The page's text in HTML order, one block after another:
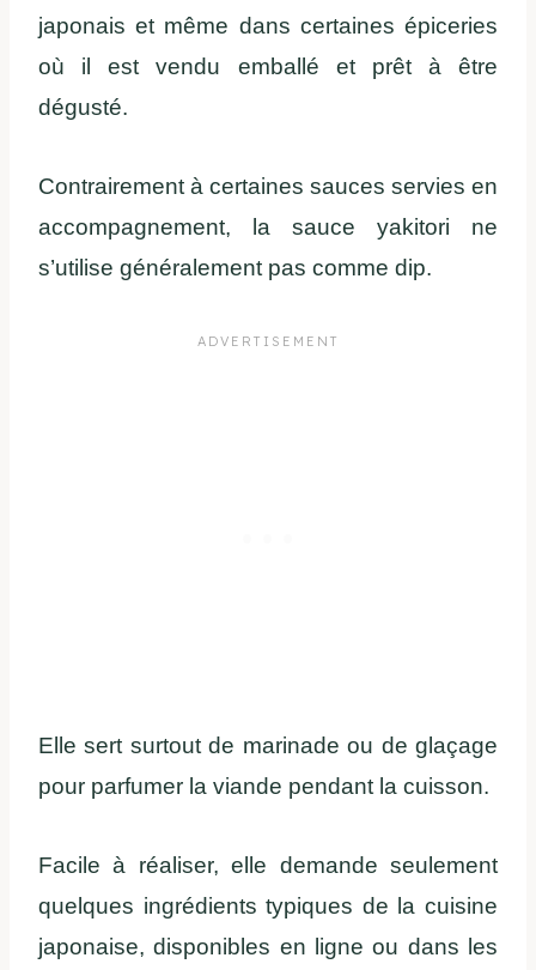
japonais et même dans certaines épiceries
où il est vendu emballé et prêt à être
dégusté.
Contrairement à certaines sauces servies en
accompagnement, la sauce yakitori ne
s’utilise généralement pas comme dip.
Elle sert surtout de marinade ou de glaçage
pour parfumer la viande pendant la cuisson.
Facile à réaliser, elle demande seulement
quelques ingrédients typiques de la cuisine
japonaise, disponibles en ligne ou dans les